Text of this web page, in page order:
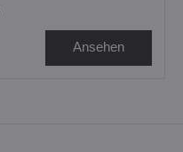
Ansehen